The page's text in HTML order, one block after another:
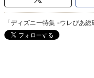
「ディズニー特集 -ウレぴあ